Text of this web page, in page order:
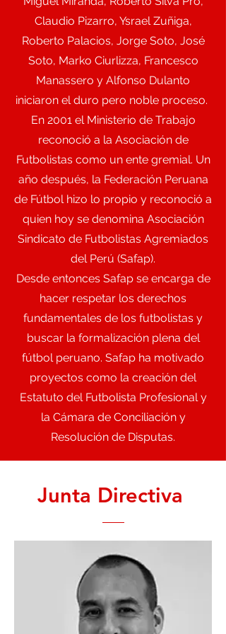
Claudio Pizarro, Ysrael Zuñiga,
Roberto Palacios, Jorge Soto, José
Soto, Marko Ciurlizza, Francesco
Manassero y Alfonso Dulanto
iniciaron el duro pero noble proceso.
En 2001 el Ministerio de Trabajo
reconoció a la Asociación de
Futbolistas como un ente gremial. Un
año después, la Federación Peruana
de Fútbol hizo lo propio y reconoció a
quien hoy se denomina Asociación
Sindicato de Futbolistas Agremiados
del Perú (Safap).
Desde entonces Safap se encarga de
hacer respetar los derechos
fundamentales de los futbolistas y
buscar la formalización plena del
fútbol peruano. Safap ha motivado
proyectos como la creación del
Estatuto del Futbolista Profesional y
la Cámara de Conciliación y
Resolución de Disputas.
Junta Directiva